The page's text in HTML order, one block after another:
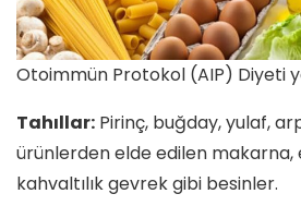
Otoimmün Protokol (AIP) Diyeti
Tahıllar: Pirinç, buğday, yulaf,
ürünlerden elde edilen makarna,
kahvaltılık gevrek gibi besinler.